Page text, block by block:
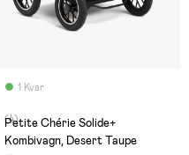
1 Kvar
(4)
Petite Chérie Solide+
Kombivagn, Desert Taupe